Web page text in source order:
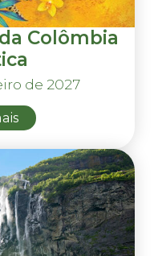
Colômbia
de 2027